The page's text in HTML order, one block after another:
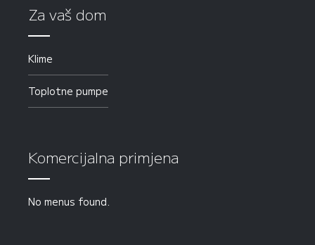
Za vaš dom
Klime
Toplotne pumpe
Komercijalna primjena
No menus found.